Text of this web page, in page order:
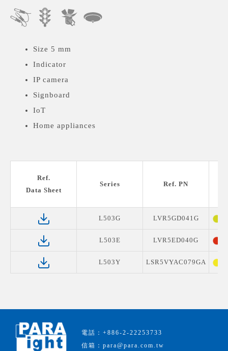
Size 5 mm
Indicator
IP camera
Signboard
IoT
Home appliances
Ref.
Data Sheet
Series Ref. PN
L503G LVR5GD041G
L503E LVR5ED040G
L503Y LSR5VYAC079GA
電話：+886-2-22253733
信箱：para@para.com.tw